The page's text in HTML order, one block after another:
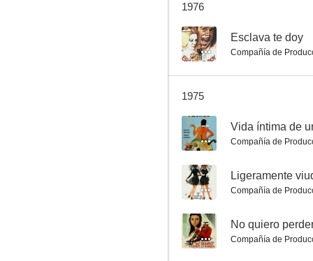
--
1976
-- Esclava te doy
Compañía de
1975
-- Vida íntima de
Compañía de
-- Ligeramente
Compañía de
-- No quiero
Compañía de